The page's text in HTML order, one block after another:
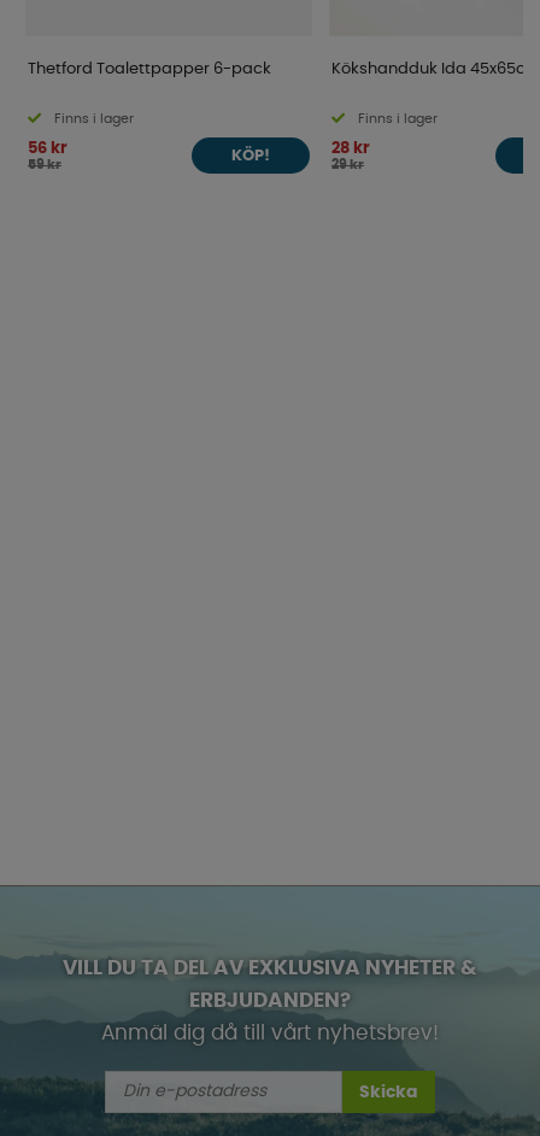
Thetford Toalettpapper 6-pack
Finns i lager
56 kr
59 kr
KÖP!
Kökshandduk Ida 45x65cm
Finns i lager
28 kr
29 kr
VILL DU TA DEL AV EXKLUSIVA NYHETER &
ERBJUDANDEN?
Anmäl dig då till vårt nyhetsbrev!
Skicka